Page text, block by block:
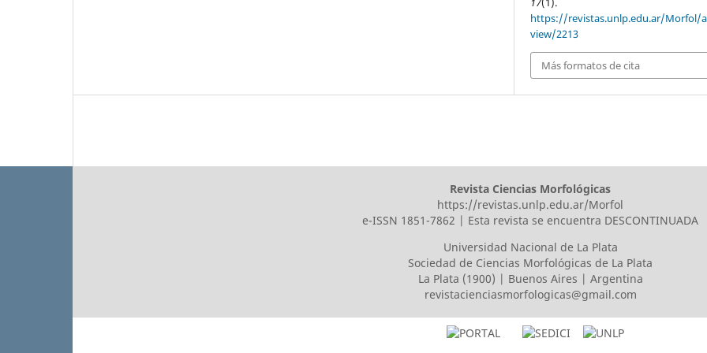
https://revistas.unlp.edu.ar/Morfol/
view/2213
Más formatos de cita
Revista Ciencias Morfológicas
https://revistas.unlp.edu.ar/Morfol
e-ISSN 1851-7862 | Esta revista se encuentra DESCONTINUADA
Universidad Nacional de La Plata
Sociedad de Ciencias Morfológicas de La Plata
La Plata (1900) | Buenos Aires | Argentina
revistacienciasmorfologicas@gmail.com